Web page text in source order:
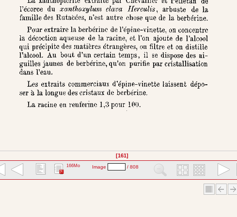
[161]
166Mo Image / 808